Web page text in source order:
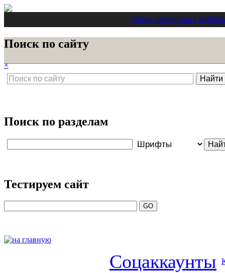
Обзор интернета- LiteВеб-
Поиск по сайту
×
Поиск по разделам
Тестируем сайт
Соцаккаунты